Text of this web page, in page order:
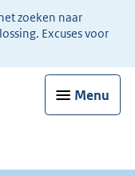
zoeken naar
Excuses voor
Menu